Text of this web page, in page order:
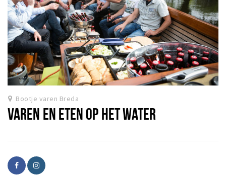
Bootje varen Breda
VAREN EN ETEN OP HET WATER